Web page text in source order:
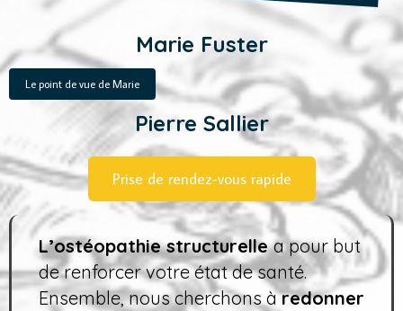
Marie Fuster
Le point de vue de Marie
Pierre Sallier
Prise de rendez-vous rapide
L’ostéopathie structurelle a pour but
de renforcer votre état de santé.
Ensemble, nous cherchons àredonner